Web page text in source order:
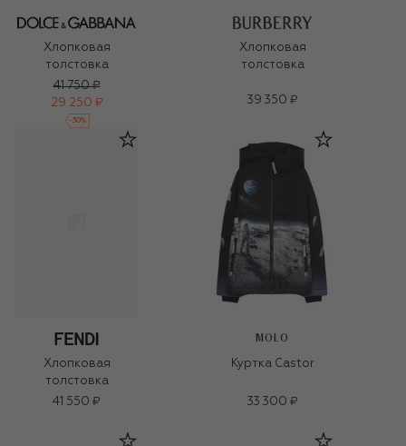
Хлопковая
толстовка
41 750 ₽
29 250 ₽
-30%
Хлопковая
толстовка
39 350 ₽
Хлопковая
толстовка
41 550 ₽
MOLO
Куртка Castor
33 300 ₽